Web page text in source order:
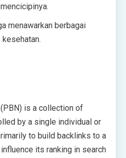
menawarkan berbagai
is a collection of
by a single individual or
to build backlinks to a
its ranking in search